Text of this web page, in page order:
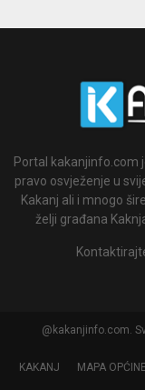
Portal kakanjinfo.com
pravo osvježenje u
Kakanj ali i mnogo
želji građana
@kakanjinfo.com.
KAKANJ MAPA OPĆINE